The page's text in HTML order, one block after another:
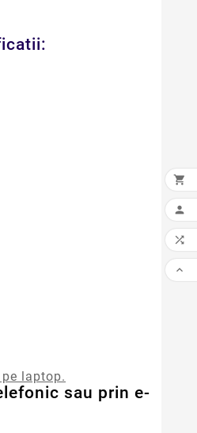
laptop.
sau prin e-



